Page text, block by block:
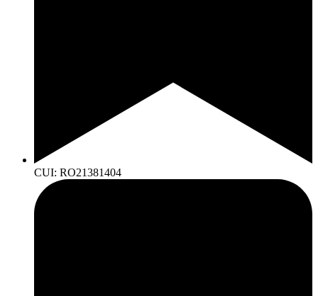
CUI: RO21381404